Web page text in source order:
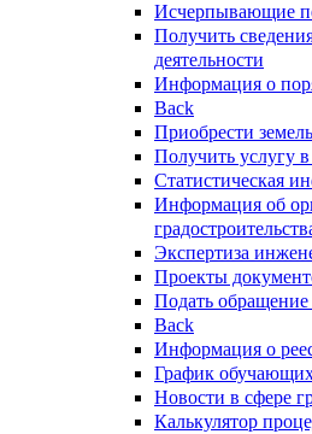
Исчерпывающие
Получить
деятельности
Информация о
Back
Приобрести
Получить услугу в
Статистическая
Информация об
Экспертиза
Проекты
Подать обращение
Back
Информация о
График обучающих
Новости в сфере
Калькулятор